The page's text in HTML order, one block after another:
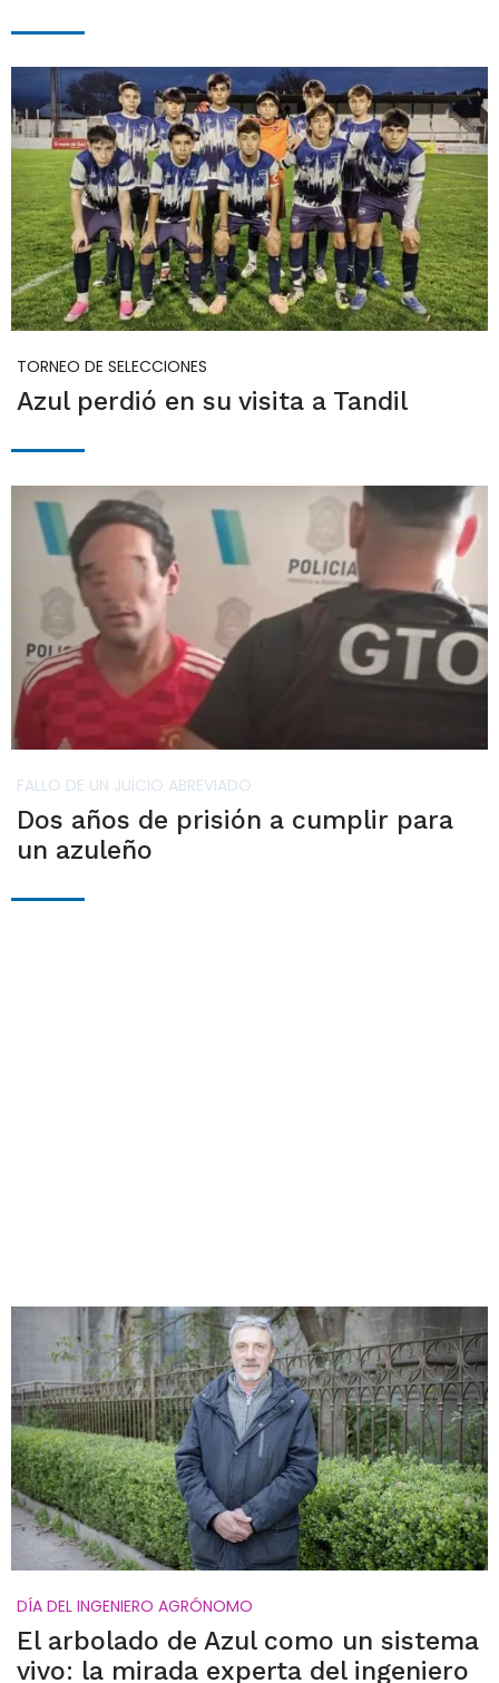
TORNEO DE SELECCIONES
Azul perdió en su visita a Tandil
FALLO DE UN JUICIO ABREVIADO
Dos años de prisión a cumplir para
un azuleño
DÍA DEL INGENIERO AGRÓNOMO
El arbolado de Azul como un sistema
vivo: la mirada experta del ingeniero